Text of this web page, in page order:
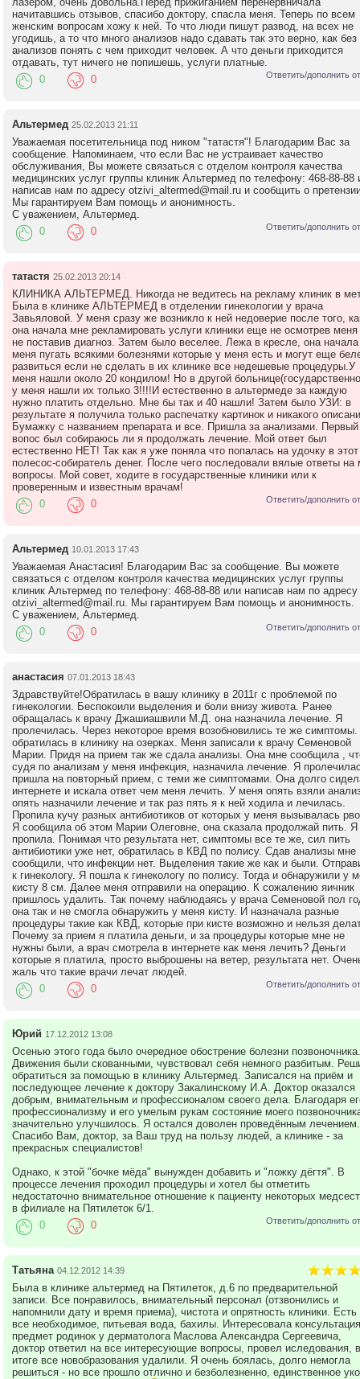
начитавшись отзывов, спасибо доктору, спасла меня. Теперь по всем
женским вопросам хожу к ней. То что люди пишут развод, на всех не
угодишь, а то что много анализов надо сдавать так это верно, как без
анализов понять с чем приходит человек. А что деньги приходится
отдавать, тут ничего не попишешь, услуги платные.
Ответить/дополнить
0 0
Альтермед 25.02.2013 21:11
Уважаемая посетительница под ником "татастя"! Благодарим Вас за
сообщение. Напоминаем, что если Вас не устраивает качество
обслуживания, Вы можете связаться с отделом контроля качества
медицинских услуг группы клиник Альтермед по телефону: 468-88-88
написав нам по адресу otzivi_altermed@mail.ru и сообщить о
Мы гарантируем Вам помощь и анонимность.
С уважением, Альтермед.
Ответить/дополнить
0 0
татастя 25.02.2013 20:14
КЛИНИКА АЛЬТЕРМЕД. Никогда не ведитесь на рекламу клиник в
Была в клинике АЛЬТЕРМЕД в отделении гинекологии у врача
Завьяловой. У меня сразу же возникло к ней недоверие после того,
она начала мне рекламировать услуги клиники еще не осмотрев меня
не поставив диагноз. Затем было веселее. Лежа в кресле, она начала
меня пугать всякими болезнями которые у меня есть и могут еще
развиться если не сделать в их клинике все недешевые процедуры.У
меня нашли около 20 кондилом! Но в другой
у меня нашли их только 3!!!!И естественно в альтермеде за каждую
нужно платить отдельно. Мне бы так и 40 нашли! Затем было УЗИ: в
результате я получила только распечатку картинок и никакого
Бумажку с названием препарата и все. Пришла за анализами. Первый
вопос был собираюсь ли я продолжать лечение. Мой ответ был
естественно НЕТ! Так как я уже поняла что попалась на удочку в этот
полесос-собиратель денег. После чего последовали вялые ответы на
вопросы. Мой совет, ходите в государственные клиники или к
проверенным и известным врачам!
Ответить/дополнить
0 0
Альтермед 10.01.2013 17:43
Уважаемая Анастасия! Благодарим Вас за сообщение. Вы можете
связаться с отделом контроля качества медицинских услуг группы
клиник Альтермед по телефону: 468-88-88 или написав нам по адресу
otzivi_altermed@mail.ru. Мы гарантируем Вам помощь и анонимность.
С уважением, Альтермед.
Ответить/дополнить
0 0
анастасия 07.01.2013 18:43
Здравствуйте!Обратилась в вашу клинику в 2011г с проблемой по
гинекологии. Беспокоили выделения и боли внизу живота. Ранее
обращалась к врачу Джашиашвили М.Д. она назначила лечение. Я
пролечилась. Через некоторое время возобновились те же
обратилась в клинику на озерках. Меня записали к врачу Семеновой
Марии. Придя на прием так же сдала анализы. Она мне сообщила ,
судя по анализам у меня инфекция, назначила лечение. Я
пришла на повторный прием, с теми же симптомами. Она долго
интернете и искала ответ чем меня лечить. У меня опять взяли
опять назначили лечение и так раз пять я к ней ходила и лечилась.
Пропила кучу разных антибиотиков от которых у меня вызывалась
Я сообщила об этом Марии Олеговне, она сказала продолжай пить. Я
пропила. Понимая что результата нет, симптомы все те же, сил пить
антибиотики уже нет, обратилась в КВД по полису. Сдав анализы мне
сообщили, что инфекции нет. Выделения такие же как и были.
к гинекологу. Я пошла к гинекологу по полису. Тогда и обнаружили у
кисту 8 см. Далее меня отправили на операцию. К сожалению яичник
пришлось удалить. Так почему наблюдаясь у врача Семеновой пол
она так и не смогла обнаружить у меня кисту. И назначала разные
процедуры такие как КВД, которые при кисте возможно и нельзя
Почему за прием я платила деньги, и за процедуры которые мне не
нужны были, а врач смотрела в интернете как меня лечить? Деньги
которые я платила, просто выброшены на ветер, результата нет.
жаль что такие врачи лечат людей.
Ответить/дополнить
0 0
Юрий 17.12.2012 13:08
Осенью этого года было очередное обострение болезни позвоночника.
Движения были скованными, чувствовал себя немного разбитым.
обратиться за помощью в клинику Альтермед. Записался на приём и
последующее лечение к доктору Закалинскому И.А. Доктор оказался
добрым, внимательным и профессионалом своего дела. Благодаря
профессионализму и его умелым рукам состояние моего
значительно улучшилось. Я остался доволен проведённым лечением.
Спасибо Вам, доктор, за Ваш труд на пользу людей, а клинике - за
прекрасных специалистов!
Однако, к этой "бочке мёда" вынужден добавить и "ложку дёгтя". В
процессе лечения проходил процедуры и хотел бы отметить
недостаточно внимательное отношение к пациенту некоторых
в филиале на Пятилеток 6/1.
Ответить/дополнить
0 0
Татьяна 04.12.2012 14:39
Была в клинике альтермед на Пятилеток, д.6 по предварительной
записи. Все понравилось, внимательный персонал (отзвонились и
напомнили дату и время приема), чистота и опрятность клиники. Есть
все необходимое, питьевая вода, бахилы. Интересовала
предмет родинок у дерматолога Маслова Александра Сергеевича,
доктор ответил на все интересующие вопросы, провел иследования, в
итоге все новобразования удалили. Я очень боялась, долго немогла
решиться - но все прошло отлично и безболезненно, единственное